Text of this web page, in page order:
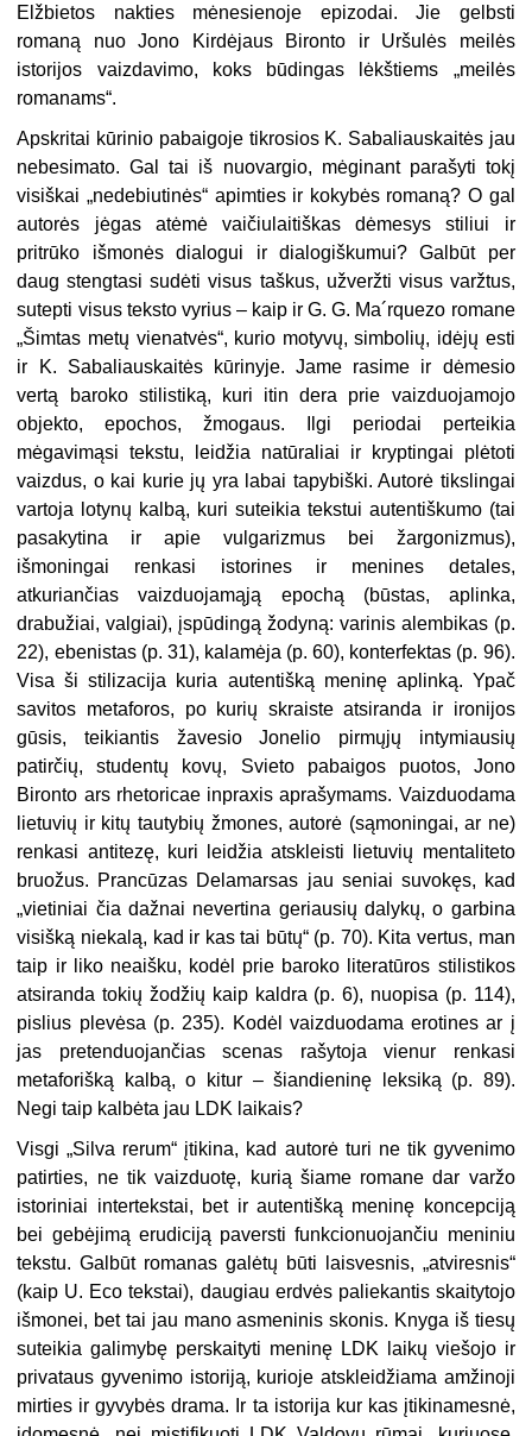
Elžbietos nakties mėnesienoje epizodai. Jie gelbsti
romaną nuo Jono Kirdėjaus Bironto ir Uršulės meilės
istorijos vaizdavimo, koks būdingas lėkštiems „meilės
romanams“.
Apskritai kūrinio pabaigoje tikrosios K. Sabaliauskaitės jau
nebesimato. Gal tai iš nuovargio, mėginant parašyti tokį
visiškai „nedebiutinės“ apimties ir kokybės romaną? O gal
autorės jėgas atėmė vaičiulaitiškas dėmesys stiliui ir
pritrūko išmonės dialogui ir dialogiškumui? Galbūt per
daug stengtasi sudėti visus taškus, užveržti visus varžtus,
sutepti visus teksto vyrius – kaip ir G. G. Ma´rquezo romane
„Šimtas metų vienatvės“, kurio motyvų, simbolių, idėjų esti
ir K. Sabaliauskaitės kūrinyje. Jame rasime ir dėmesio
vertą baroko stilistiką, kuri itin dera prie vaizduojamojo
objekto, epochos, žmogaus. Ilgi periodai perteikia
mėgavimąsi tekstu, leidžia natūraliai ir kryptingai plėtoti
vaizdus, o kai kurie jų yra labai tapybiški. Autorė tikslingai
vartoja lotynų kalbą, kuri suteikia tekstui autentiškumo (tai
pasakytina ir apie vulgarizmus bei žargonizmus),
išmoningai renkasi istorines ir menines detales,
atkuriančias vaizduojamąją epochą (būstas, aplinka,
drabužiai, valgiai), įspūdingą žodyną: varinis alembikas (p.
22), ebenistas (p. 31), kalamėja (p. 60), konterfektas (p. 96).
Visa ši stilizacija kuria autentišką meninę aplinką. Ypač
savitos metaforos, po kurių skraiste atsiranda ir ironijos
gūsis, teikiantis žavesio Jonelio pirmųjų intymiausių
patirčių, studentų kovų, Svieto pabaigos puotos, Jono
Bironto ars rhetoricae inpraxis aprašymams. Vaizduodama
lietuvių ir kitų tautybių žmones, autorė (sąmoningai, ar ne)
renkasi antitezę, kuri leidžia atskleisti lietuvių mentaliteto
bruožus. Prancūzas Delamarsas jau seniai suvokęs, kad
„vietiniai čia dažnai nevertina geriausių dalykų, o garbina
visišką niekalą, kad ir kas tai būtų“ (p. 70). Kita vertus, man
taip ir liko neaišku, kodėl prie baroko literatūros stilistikos
atsiranda tokių žodžių kaip kaldra (p. 6), nuopisa (p. 114),
pislius plevėsa (p. 235). Kodėl vaizduodama erotines ar į
jas pretenduojančias scenas rašytoja vienur renkasi
metaforišką kalbą, o kitur – šiandieninę leksiką (p. 89).
Negi taip kalbėta jau LDK laikais?
Visgi „Silva rerum“ įtikina, kad autorė turi ne tik gyvenimo
patirties, ne tik vaizduotę, kurią šiame romane dar varžo
istoriniai intertekstai, bet ir autentišką meninę koncepciją
bei gebėjimą erudiciją paversti funkcionuojančiu meniniu
tekstu. Galbūt romanas galėtų būti laisvesnis, „atviresnis“
(kaip U. Eco tekstai), daugiau erdvės paliekantis skaitytojo
išmonei, bet tai jau mano asmeninis skonis. Knyga iš tiesų
suteikia galimybę perskaityti meninę LDK laikų viešojo ir
privataus gyvenimo istoriją, kurioje atskleidžiama amžinoji
mirties ir gyvybės drama. Ir ta istorija kur kas įtikinamesnė,